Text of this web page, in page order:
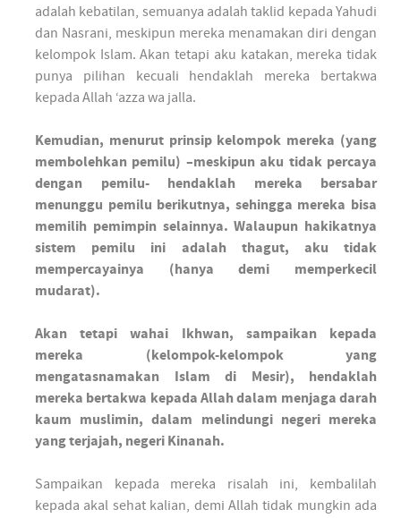
adalah kebatilan, semuanya adalah taklid kepada Yahudi
dan Nasrani, meskipun mereka menamakan diri dengan
kelompok Islam. Akan tetapi aku katakan, mereka tidak
punya pilihan kecuali hendaklah mereka bertakwa
kepada Allah ‘azza wa jalla.
Kemudian, menurut prinsip kelompok mereka (yang
membolehkan pemilu) –meskipun aku tidak percaya
dengan pemilu- hendaklah mereka bersabar
menunggu pemilu berikutnya, sehingga mereka bisa
memilih pemimpin selainnya. Walaupun hakikatnya
sistem pemilu ini adalah thagut, aku tidak
mempercayainya (hanya demi memperkecil
mudarat).
Akan tetapi wahai Ikhwan, sampaikan kepada
mereka (kelompok-kelompok yang
mengatasnamakan Islam di Mesir), hendaklah
mereka bertakwa kepada Allah dalam menjaga darah
kaum muslimin, dalam melindungi negeri mereka
yang terjajah, negeri Kinanah.
Sampaikan kepada mereka risalah ini, kembalilah
kepada akal sehat kalian, demi Allah tidak mungkin ada